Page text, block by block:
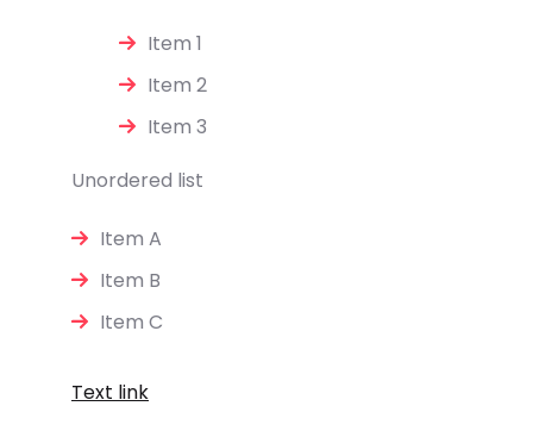
Item 1
Item 2
Item 3
Unordered list
Item A
Item B
Item C
Text link